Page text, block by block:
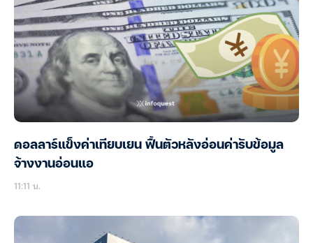
ดอลลาร์แข็งค่าเทียบเยน ฟื้นตัวหลังอ่อนค่ารับข้อมูล
จ้างงานอ่อนแอ
11:11 น.